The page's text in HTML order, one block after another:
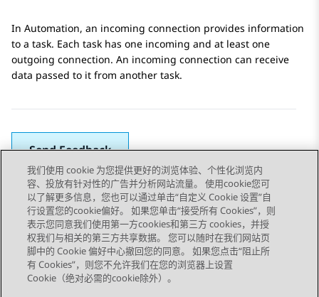
In Automation, an incoming connection provides information
to a task. Each task has one incoming and at least one
outgoing connection. An incoming connection can receive
data passed to it from another task.
Send Feedback
Topic navigation
上一主题 下一主题
STAY CONNECTED
我们使用 cookie 为您提供更好的浏览体验、个性化浏览内
容、投放有针对性的广告并分析网站流量。 使用cookie您可
以了解更多信息，您也可以通过单击“自定义 Cookie 设置”自
行设置您的cookie偏好。 如果您单击“接受所有 Cookies”，则
表示您同意我们使用第一方cookies和第三方 cookies，并授
权我们与相关的第三方共享数据。 您可以随时在我们网站页
脚中的 Cookie 偏好中心撤回您的同意。 如果您点击“阻止所
有 Cookies”，则您不允许我们在您的浏览器上设置
Cookie（绝对必需的cookie除外）。